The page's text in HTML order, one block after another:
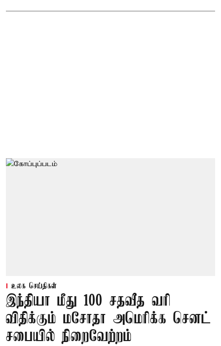
உலக செய்திகள்
இந்தியா மீது 100 சதவீத வரி
விதிக்கும் மசோதா அமெரிக்க செனட்
சபையில் நிறைவேற்றம்